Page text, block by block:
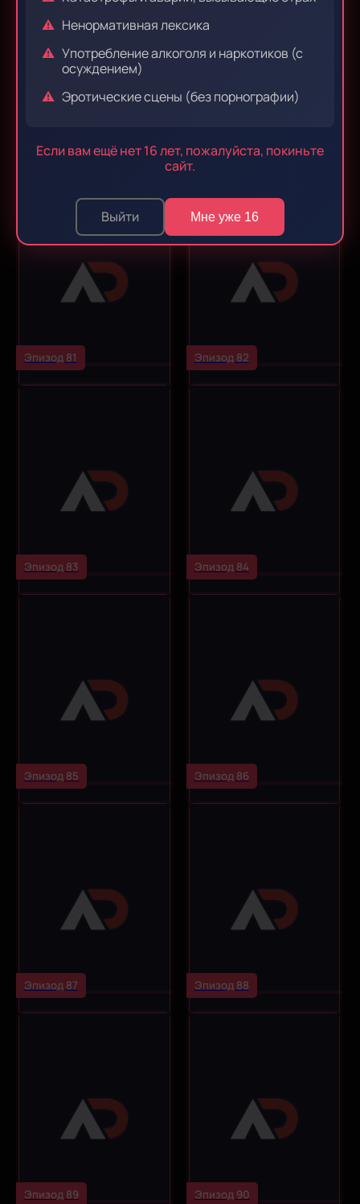
Ненормативная лексика
Употребление алкоголя и наркотиков (с
осуждением)
Эротические сцены (без порнографии)
Если вам ещё нет 16 лет, пожалуйста, покиньте
сайт.
Выйти Мне уже 16
Эпизод 79 Эпизод 80
Эпизод 81 Эпизод 82
Эпизод 83 Эпизод 84
Эпизод 85 Эпизод 86
Эпизод 87 Эпизод 88
Эпизод 89 Эпизод 90